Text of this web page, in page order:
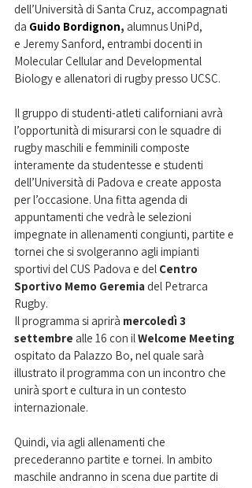
dell’Università di Santa Cruz, accompagnati
da Guido Bordignon, alumnus UniPd,
e Jeremy Sanford, entrambi docenti in
Molecular Cellular and Developmental
Biology e allenatori di rugby presso UCSC.
Il gruppo di studenti-atleti californiani avrà
l’opportunità di misurarsi con le squadre di
rugby maschili e femminili composte
interamente da studentesse e studenti
dell’Università di Padova e create apposta
per l’occasione. Una fitta agenda di
appuntamenti che vedrà le selezioni
impegnate in allenamenti congiunti, partite e
tornei che si svolgeranno agli impianti
sportivi del CUS Padova e del Centro
Sportivo Memo Geremia del Petrarca
Rugby.
Il programma si aprirà mercoledì 3
settembre alle 16 con il Welcome Meeting
ospitato da Palazzo Bo, nel quale sarà
illustrato il programma con un incontro che
unirà sport e cultura in un contesto
internazionale.
Quindi, via agli allenamenti che
precederanno partite e tornei. In ambito
maschile andranno in scena due partite di